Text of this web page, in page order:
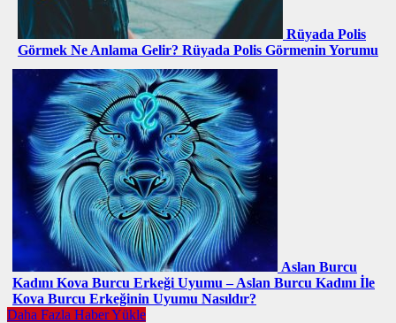
Rüyada Polis
Görmek Ne Anlama Gelir? Rüyada Polis Görmenin Yorumu
Aslan Burcu
Kadını Kova Burcu Erkeği Uyumu – Aslan Burcu Kadını İle
Kova Burcu Erkeğinin Uyumu Nasıldır?
Daha Fazla Haber Yükle